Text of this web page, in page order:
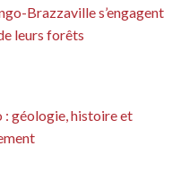
Brazzaville s’engagent
leurs forêts
: géologie, histoire et